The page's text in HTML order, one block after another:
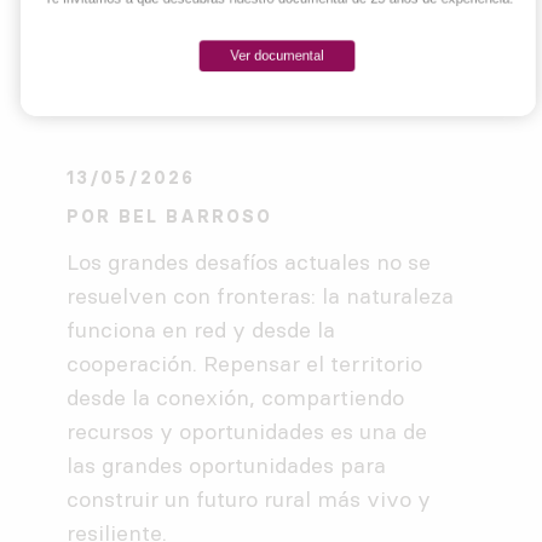
13/05/2026
POR
BEL BARROSO
Los grandes desafíos actuales no se
resuelven con fronteras: la naturaleza
funciona en red y desde la
cooperación. Repensar el territorio
desde la conexión, compartiendo
recursos y oportunidades es una de
las grandes oportunidades para
construir un futuro rural más vivo y
resiliente.
Ver documental